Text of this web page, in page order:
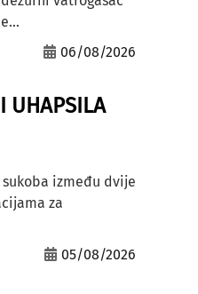
06/08/2026
UHAPSILA
sukoba između dvije
za
05/08/2026